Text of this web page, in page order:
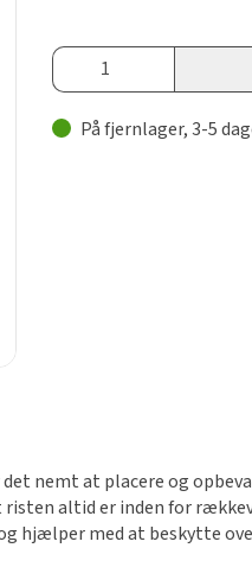
På fjernlager, 3-5
nemt at placere og
altid er inden for
hjælper med at beskytte